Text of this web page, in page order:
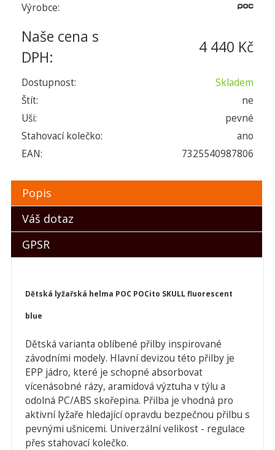
Výrobce:
Naše cena s
DPH:
4 440 Kč
Dostupnost:
Skladem
Štít:
ne
Uši:
pevné
Stahovací kolečko:
ano
EAN:
7325540987806
Popis
Váš dotaz
GPSR
Dětská lyžařská helma POC POCito SKULL fluorescent
blue
Dětská varianta oblíbené přilby inspirované
závodními modely. Hlavní devizou této přilby je
EPP jádro, které je schopné absorbovat
vícenásobné rázy, aramidová výztuha v týlu a
odolná PC/ABS skořepina. Přilba je vhodná pro
aktivní lyžaře hledající opravdu bezpečnou přilbu s
pevnými ušnicemi. Univerzální velikost - regulace
přes stahovací kolečko.